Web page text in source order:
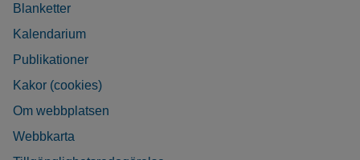
Blanketter
Kalendarium
Publikationer
Kakor (cookies)
Om webbplatsen
Webbkarta